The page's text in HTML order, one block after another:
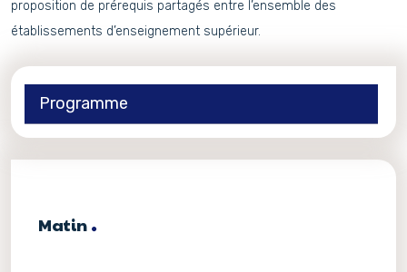
proposition de prérequis partagés entre l’ensemble des
établissements d’enseignement supérieur.
Programme
Matin